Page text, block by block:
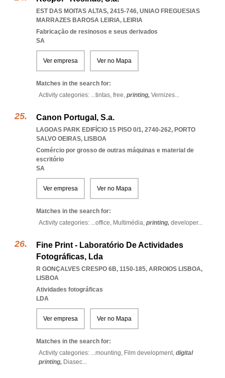
EST DAS MOITAS ALTAS, 2415-746, UNIAO FREGUESIAS
MARRAZES BAROSA LEIRIA, LEIRIA
Fabricação de resinosos e seus derivados
SA
Ver empresa Ver no Mapa
Matches in the search for:
Activity categories: ...tintas, free, printing, Vernizes...
Canon Portugal, S.a.
LAGOAS PARK EDIFÍCIO 15 PISO 0/1, 2740-262, PORTO
SALVO OEIRAS, LISBOA
Comércio por grosso de outras máquinas e material de
escritório
SA
Ver empresa Ver no Mapa
Matches in the search for:
Activity categories: ...office, Multimédia, printing, developer...
Fine Print - Laboratório De Actividades
Fotográficas, Lda
R GONÇALVES CRESPO 6B, 1150-185, ARROIOS LISBOA,
LISBOA
Atividades fotográficas
LDA
Ver empresa Ver no Mapa
Matches in the search for:
Activity categories: ...mounting, Film development, digital
printing, Diasec...